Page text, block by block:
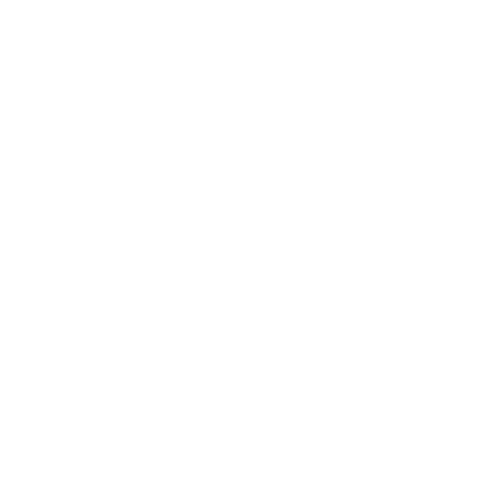
effectuent une demande de devis ou